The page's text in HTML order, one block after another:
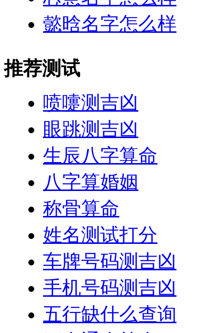
懿晗名字怎么样
推荐测试
喷嚏测吉凶
眼跳测吉凶
生辰八字算命
八字算婚姻
称骨算命
姓名测试打分
车牌号码测吉凶
手机号码测吉凶
五行缺什么查询